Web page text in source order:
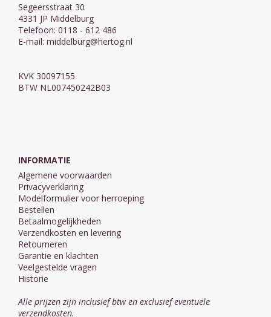
Segeersstraat 30
4331 JP Middelburg
Telefoon: 0118 - 612 486
E-mail: middelburg@hertog.nl
KVK 30097155
BTW NL007450242B03
INFORMATIE
Algemene voorwaarden
Privacyverklaring
Modelformulier voor herroeping
Bestellen
Betaalmogelijkheden
Verzendkosten en levering
Retourneren
Garantie en klachten
Veelgestelde vragen
Historie
Alle prijzen zijn inclusief btw en exclusief eventuele
verzendkosten.